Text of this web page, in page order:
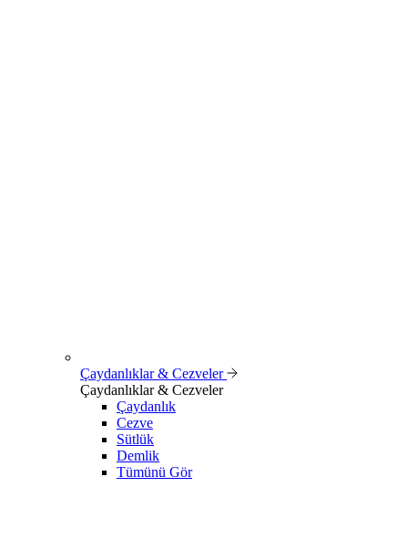
Çaydanlıklar & Cezveler
Çaydanlıklar & Cezveler
Çaydanlık
Cezve
Sütlük
Demlik
Tümünü Gör